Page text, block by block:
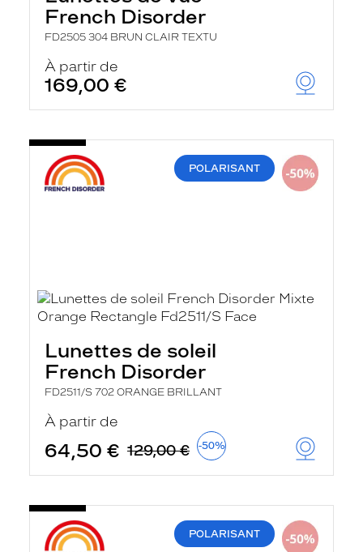
French Disorder
FD2505 304 BRUN CLAIR TEXTU
À partir de
169,00 €
POLARISANT
Lunettes de soleil
French Disorder
FD2511/S 702 ORANGE BRILLANT
À partir de
64,50 € 129,00 € -50%
POLARISANT